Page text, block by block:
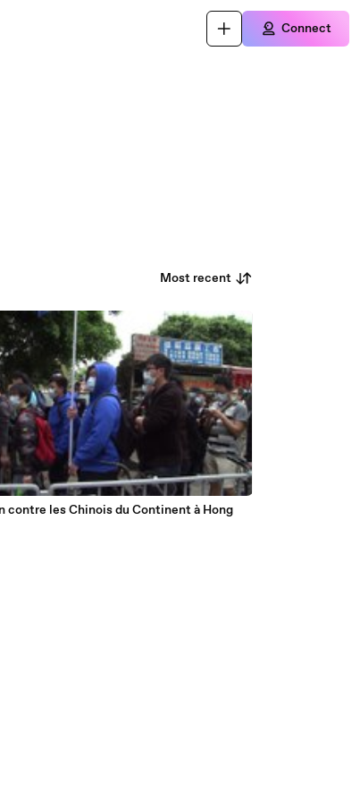
Connect
Most recent
contre les Chinois du Continent à Hong